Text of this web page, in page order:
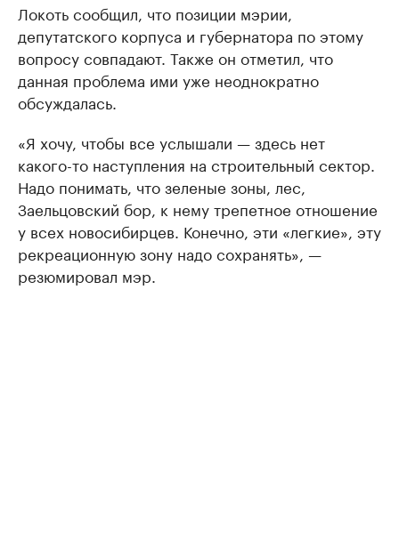
Локоть сообщил, что позиции мэрии,
депутатского корпуса и губернатора по этому
вопросу совпадают. Также он отметил, что
данная проблема ими уже неоднократно
обсуждалась.
«Я хочу, чтобы все услышали — здесь нет
какого-то наступления на строительный сектор.
Надо понимать, что зеленые зоны, лес,
Заельцовский бор, к нему трепетное отношение
у всех новосибирцев. Конечно, эти «легкие», эту
рекреационную зону надо сохранять», —
резюмировал мэр.